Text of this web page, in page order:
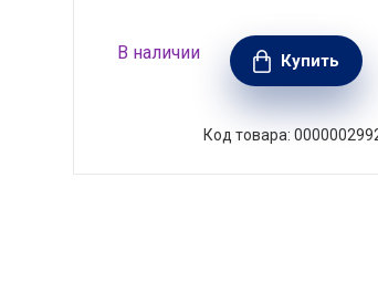
В наличии Купить
Код товара: